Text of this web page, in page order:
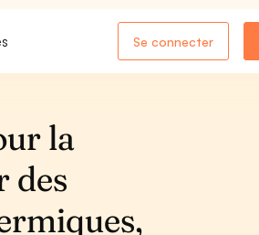
Se connecter
la
des